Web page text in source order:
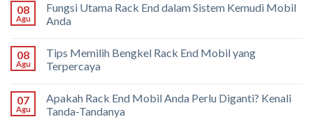
08
Agu
Fungsi Utama Rack End dalam Sistem Kemudi Mobil
Anda
08
Agu
Tips Memilih Bengkel Rack End Mobil yang
Terpercaya
07
Agu
Apakah Rack End Mobil Anda Perlu Diganti? Kenali
Tanda-Tandanya